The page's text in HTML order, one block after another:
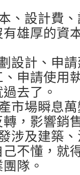
、設計費
雄厚的資
設計、申
申請使用
去了。
市場瞬息
，影響銷
涉及建築
不懂，就
隊。